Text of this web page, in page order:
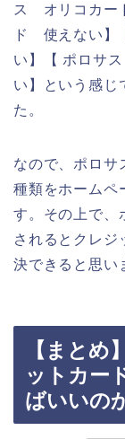
ス オリコカー
ド 使えない】
い】【 ポロサ
い】という感じ
た。
なので、ポロサ
種類をホームペ
す。その上で、
されるとクレジ
決できると思い
【まとめ
ットカー
ばいいの